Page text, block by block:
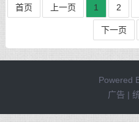
首页 上一页 1 2
下一页
Powered
广告 |